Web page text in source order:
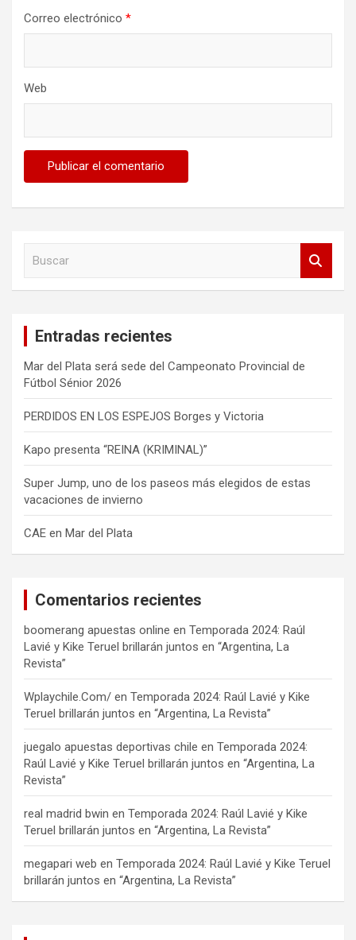
Correo electrónico *
Web
Entradas recientes
Mar del Plata será sede del Campeonato Provincial de
Fútbol Sénior 2026
PERDIDOS EN LOS ESPEJOS Borges y Victoria
Kapo presenta “REINA (KRIMINAL)”
Super Jump, uno de los paseos más elegidos de estas
vacaciones de invierno
CAE en Mar del Plata
Comentarios recientes
boomerang apuestas online en Temporada 2024: Raúl
Lavié y Kike Teruel brillarán juntos en “Argentina, La
Revista”
Wplaychile.Com/ en Temporada 2024: Raúl Lavié y Kike
Teruel brillarán juntos en “Argentina, La Revista”
juegalo apuestas deportivas chile en Temporada 2024:
Raúl Lavié y Kike Teruel brillarán juntos en “Argentina, La
Revista”
real madrid bwin en Temporada 2024: Raúl Lavié y Kike
Teruel brillarán juntos en “Argentina, La Revista”
megapari web en Temporada 2024: Raúl Lavié y Kike Teruel
brillarán juntos en “Argentina, La Revista”